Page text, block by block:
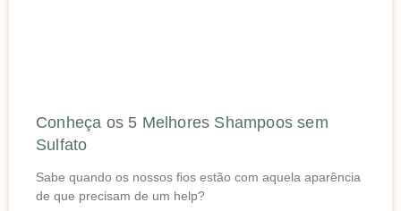
Conheça os 5 Melhores Shampoos sem
Sulfato
Sabe quando os nossos fios estão com aquela aparência
de que precisam de um help?